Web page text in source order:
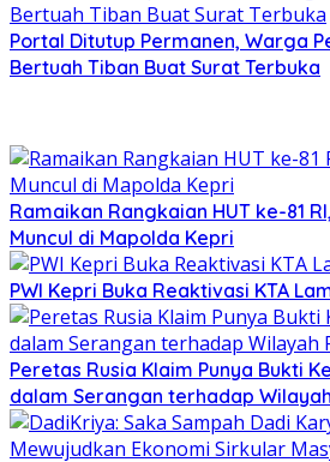
Portal Ditutup Permanen, Warga
Bertuah Tiban Buat Surat Terbuka
Ramaikan Rangkaian HUT ke-81
Muncul di Mapolda Kepri
PWI Kepri Buka Reaktivasi KTA
Peretas Rusia Klaim Punya Bukti
dalam Serangan terhadap